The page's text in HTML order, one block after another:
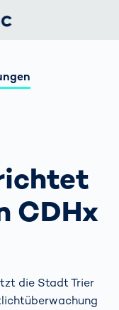
CDHx
die Stadt Trier